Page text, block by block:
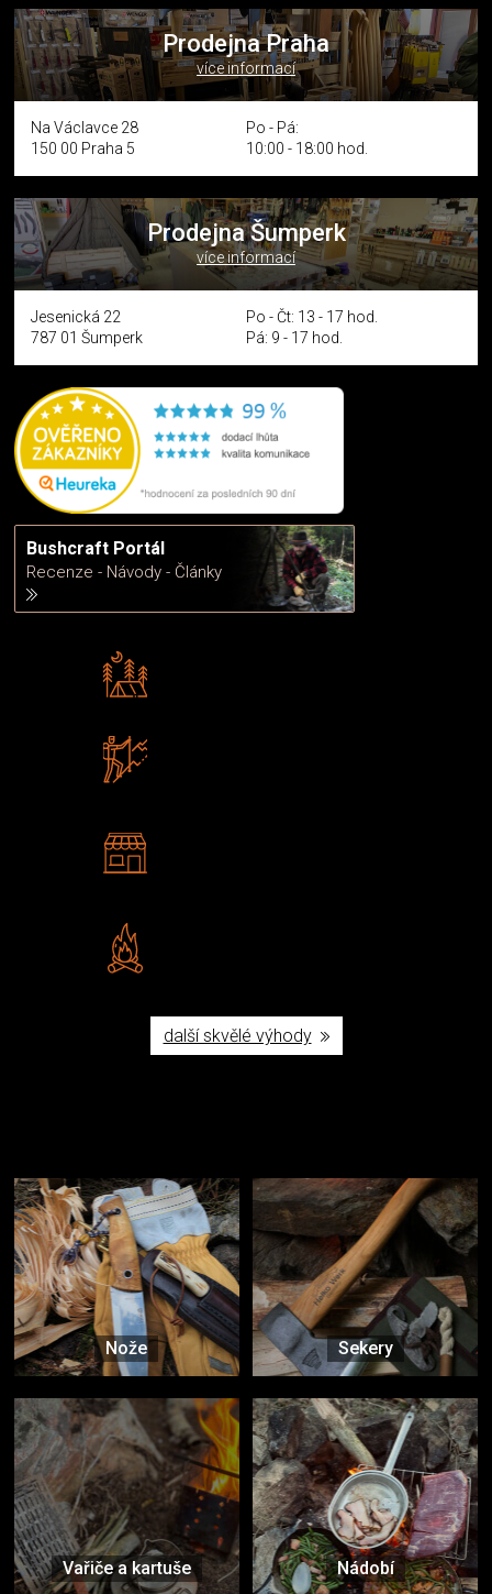
Prodejna Praha
více informací
Na Václavce 28
150 00 Praha 5
Po - Pá:
10:00 - 18:00 hod.
Prodejna Šumperk
více informací
Jesenická 22
787 01 Šumperk
Po - Čt: 13 - 17 hod.
Pá: 9 - 17 hod.
Bushcraft Portál
Recenze - Návody - Články
další skvělé výhody
Nože Sekery
Vařiče a kartuše Nádobí